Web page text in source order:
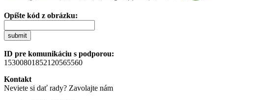
Opíšte kód z obrázku:
submit
ID pre komunikáciu s podporou:
15300801852120565560
Kontakt
Neviete si dať rady? Zavolajte nám